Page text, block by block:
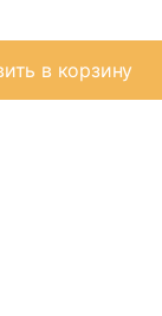
в корзину